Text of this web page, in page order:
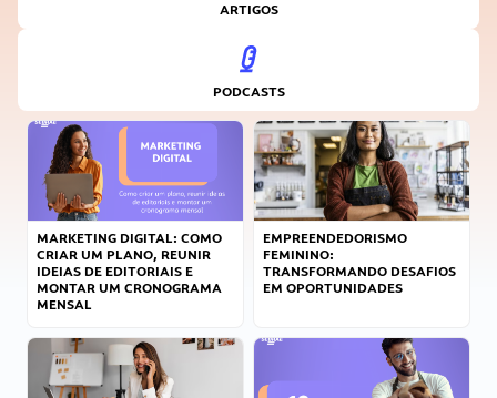
ARTIGOS
PODCASTS
MARKETING DIGITAL: COMO
CRIAR UM PLANO, REUNIR
IDEIAS DE EDITORIAIS E
MONTAR UM CRONOGRAMA
MENSAL
EMPREENDEDORISMO
FEMININO:
TRANSFORMANDO DESAFIOS
EM OPORTUNIDADES